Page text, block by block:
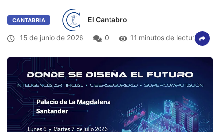
CANTABRIA El Cantabro
15 de junio de 2026 0 11 minutos de lectura